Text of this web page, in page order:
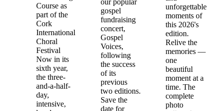
Course as
part of the
Cork
International
Choral
Festival
Now in its
sixth year,
the three-
and-a-half-
day,
intensive,
gospel
fundraising
concert,
Gospel
Voices,
following
the success
of its
previous
two editions.
Save the
date for
unforgettable
moments of
this 2026's
edition.
Relive the
memories —
one
beautiful
moment at a
time. The
complete
photo